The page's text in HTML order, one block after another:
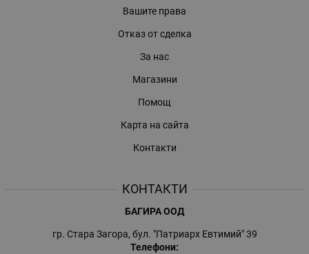
Вашите права
Отказ от сделка
За нас
Магазини
Помощ
Карта на сайта
Контакти
КОНТАКТИ
БАГИРА ООД
гр. Стара Загора, бул. "Патриарх Евтимий" 39
Телефони: